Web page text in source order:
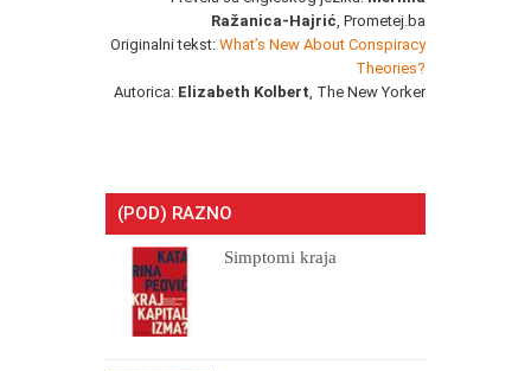
Ražanica-Hajrić , Prometej.ba
Originalni tekst: What’s New About Conspiracy
Theories?
Autorica: Elizabeth Kolbert , The New Yorker
(POD) RAZNO
Simptomi kraja